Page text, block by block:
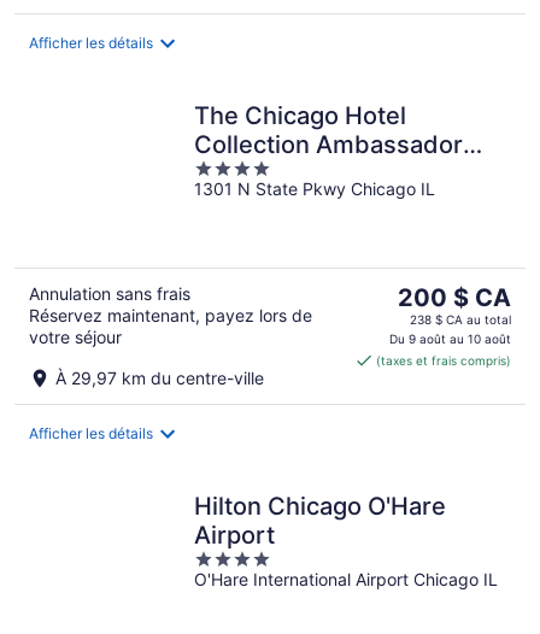
Afficher les détails
The Chicago Hotel
Collection Ambassador
Gold Coast
4
out
1301 N State Pkwy Chicago IL
Annulation sans frais
Réservez maintenant, payez lors de
votre séjour
À 29,97 km du centre-ville
Le
prix
est
de 200 $ CA
200 $ CA
238 $ CA au total
Du 9 août au 10 août
(taxes et frais compris)
Afficher les détails
Hilton Chicago O'Hare
Airport
4
out
O'Hare International Airport Chicago IL